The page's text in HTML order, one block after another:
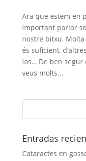
Ara que estem en
important parlar
nostre bitxu.
és suficient,
los… De ben
veus molts...
Entradas
Cataractes en